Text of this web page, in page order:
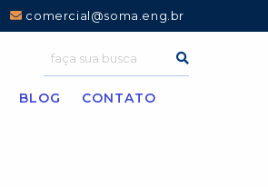
comercial@soma.eng.br
BLOG CONTATO